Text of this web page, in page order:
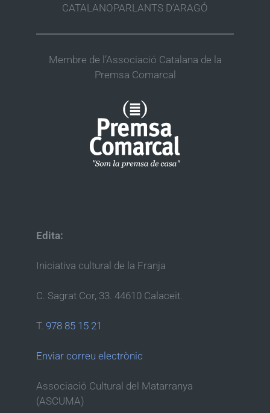
CATALANOPARLANTS D’ARAGÓ
Membre de l’Associació Catalana de la
Premsa Comarcal
Edita:
Iniciativa cultural de la Franja
C. Sagrat Cor, 33. 44610 Calaceit.
T. 978 85 15 21
Enviar correu electrònic
Associació Cultural del Matarranya
(ASCUMA)